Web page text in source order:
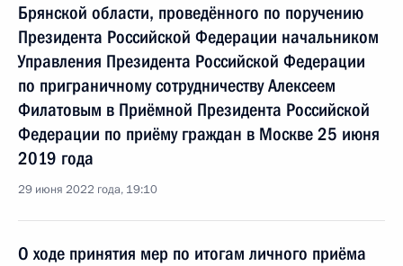
Брянской области, проведённого по поручению
Президента Российской Федерации начальником
Управления Президента Российской Федерации
по приграничному сотрудничеству Алексеем
Филатовым в Приёмной Президента Российской
Федерации по приёму граждан в Москве 25 июня
2019 года
29 июня 2022 года, 19:10
О ходе принятия мер по итогам личного приёма